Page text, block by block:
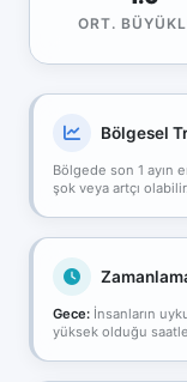
ORT.
Bölgesel
Bölgede son 1 ayın
şok veya artçı olabilir.
Gece: İnsanların
yüksek olduğu